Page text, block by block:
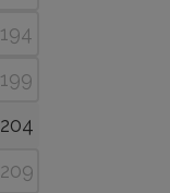
194
199
204
209